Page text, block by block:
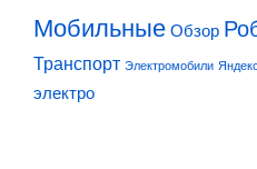
МобильныеОбзор
Транспорт Электромобили Яндекс
электро